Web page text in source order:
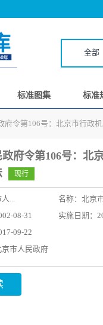
全部
标准图集 标准
府令第106号：北京市行政
府令第106号：北
现行
... 名称： 北京
08-31
实施日期：
09-22
市人民政府